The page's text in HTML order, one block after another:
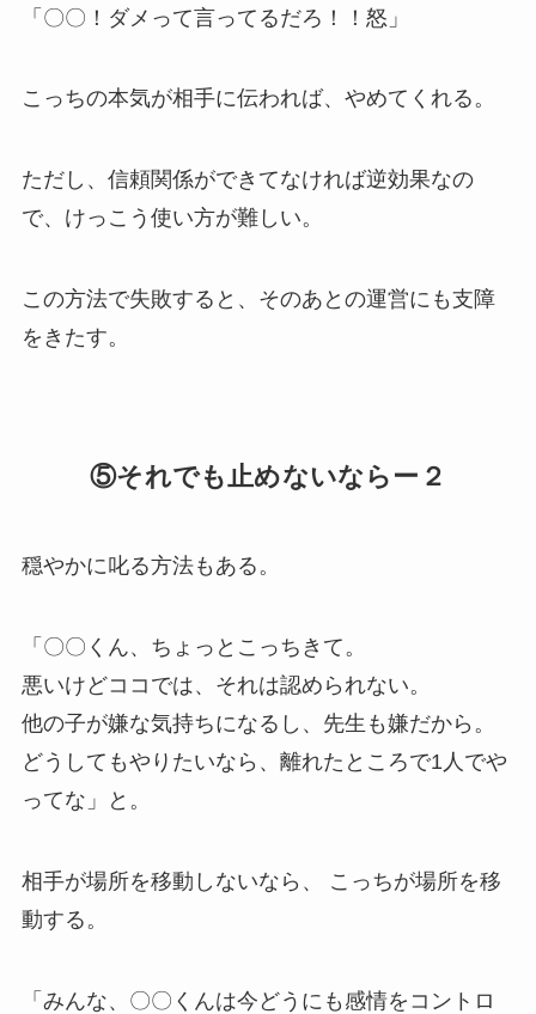
「〇〇！ダメって言ってるだろ！！怒」
こっちの本気が相手に伝われば、やめてくれる。
ただし、信頼関係ができてなければ逆効果なの
で、けっこう使い方が難しい。
この方法で失敗すると、そのあとの運営にも支障
をきたす。
⑤それでも止めないならー２
穏やかに叱る方法もある。
「〇〇くん、ちょっとこっちきて。
悪いけどココでは、それは認められない。
他の子が嫌な気持ちになるし、先生も嫌だから。
どうしてもやりたいなら、離れたところで1人でや
ってな」と。
相手が場所を移動しないなら、 こっちが場所を移
動する。
「みんな、〇〇くんは今どうにも感情をコントロ